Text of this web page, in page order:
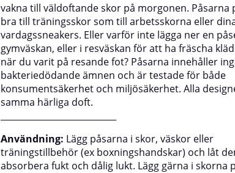
vakna till väldoftande skor på morgonen. Påsarna
bra till träningsskor som till arbetsskorna eller
vardagssneakers. Eller varför inte lägga ner en
gymväskan, eller i resväskan för att ha fräscha
när du varit på resande fot? Påsarna innehåller
bakteriedödande ämnen och är testade för både
konsumentsäkerhet och miljösäkerhet. Alla
samma härliga doft.
Användning: Lägg påsarna i skor, väskor eller
träningstillbehör (ex boxningshandskar) och låt
absorbera fukt och dålig lukt. Lägg gärna i skorna